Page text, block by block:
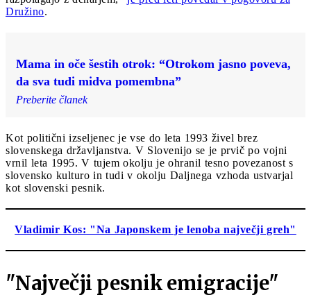
Družino.
Mama in oče šestih otrok: “Otrokom jasno poveva,
da sva tudi midva pomembna”
Preberite članek
Kot politični izseljenec je vse do leta 1993 živel brez
slovenskega državljanstva. V Slovenijo se je prvič po vojni
vrnil leta 1995. V tujem okolju je ohranil tesno povezanost s
slovensko kulturo in tudi v okolju Daljnega vzhoda ustvarjal
kot slovenski pesnik.
Vladimir Kos: "Na Japonskem je lenoba največji greh"
"Največji pesnik emigracije"